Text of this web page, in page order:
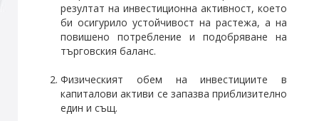
резултат на инвестиционна активност, което
би осигурило устойчивост на растежа, а на
повишено потребление и подобряване на
търговския баланс.
Физическият обем на инвестициите в
капиталови активи се запазва приблизително
един и същ.